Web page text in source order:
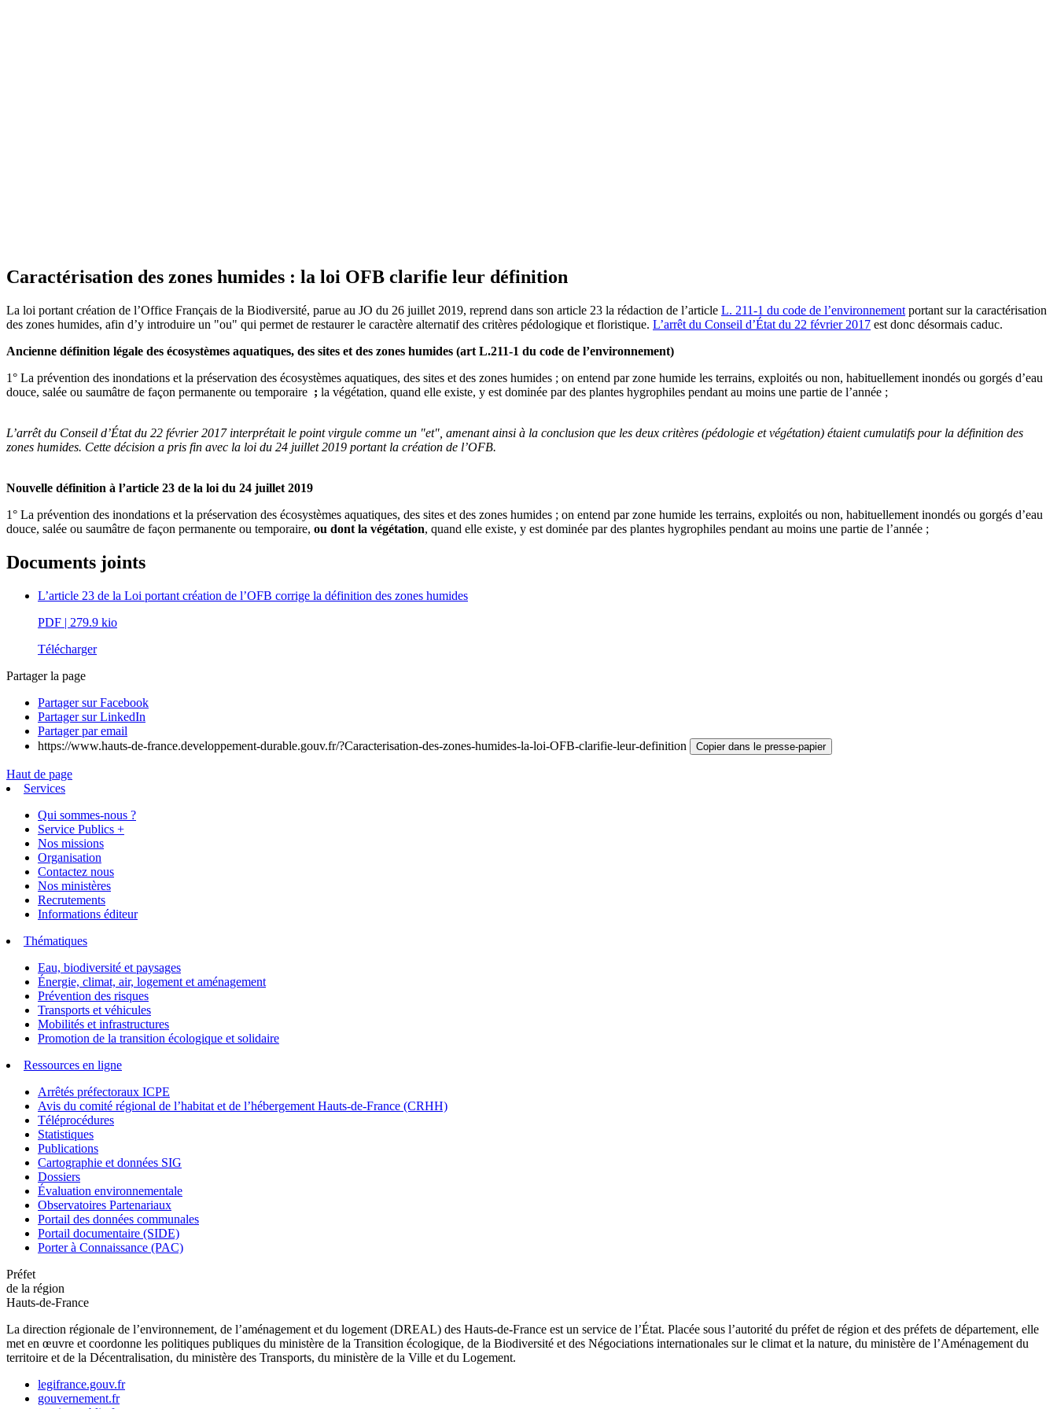
Caractérisation des zones humides : la loi OFB clarifie leur définition
La loi portant création de l’Office Français de la Biodiversité, parue au JO du 26 juillet 2019, reprend dans son article 23 la rédaction de l’article L. 211‑1 du code de l’environnement portant sur la caractérisation
des zones humides, afin d’y introduire un "ou" qui permet de restaurer le caractère alternatif des critères pédologique et floristique. L’arrêt du Conseil d’État du 22 février 2017 est donc désormais caduc.
Ancienne définition légale des écosystèmes aquatiques, des sites et des zones humides (art L.211-1 du code de l’environnement)
1° La prévention des inondations et la préservation des écosystèmes aquatiques, des sites et des zones humides ; on entend par zone humide les terrains, exploités ou non, habituellement inondés ou gorgés d’eau
douce, salée ou saumâtre de façon permanente ou temporaire ; la végétation, quand elle existe, y est dominée par des plantes hygrophiles pendant au moins une partie de l’année ;
L’arrêt du Conseil d’État du 22 février 2017 interprétait le point virgule comme un "et", amenant ainsi à la conclusion que les deux critères (pédologie et végétation) étaient cumulatifs pour la définition des
zones humides. Cette décision a pris fin avec la loi du 24 juillet 2019 portant la création de l’OFB.
Nouvelle définition à l’article 23 de la loi du 24 juillet 2019
1° La prévention des inondations et la préservation des écosystèmes aquatiques, des sites et des zones humides ; on entend par zone humide les terrains, exploités ou non, habituellement inondés ou gorgés d’eau
douce, salée ou saumâtre de façon permanente ou temporaire, ou dont la végétation, quand elle existe, y est dominée par des plantes hygrophiles pendant au moins une partie de l’année ;
Documents joints
L’article 23 de la Loi portant création de l’OFB corrige la définition des zones humides
PDF | 279.9 kio
Télécharger
Partager la page
Partager sur Facebook
Partager sur LinkedIn
Partager par email
https://www.hauts-de-france.developpement-durable.gouv.fr/?Caracterisation-des-zones-humides-la-loi-OFB-clarifie-leur-definition
Copier dans le presse-papier
Haut de page
Services
Qui sommes-nous ?
Service Publics +
Nos missions
Organisation
Contactez nous
Nos ministères
Recrutements
Informations éditeur
Thématiques
Eau, biodiversité et paysages
Énergie, climat, air, logement et aménagement
Prévention des risques
Transports et véhicules
Mobilités et infrastructures
Promotion de la transition écologique et solidaire
Ressources en ligne
Arrêtés préfectoraux ICPE
Avis du comité régional de l’habitat et de l’hébergement Hauts-de-France (CRHH)
Téléprocédures
Statistiques
Publications
Cartographie et données SIG
Dossiers
Évaluation environnementale
Observatoires Partenariaux
Portail des données communales
Portail documentaire (SIDE)
Porter à Connaissance (PAC)
Préfet
de la région
Hauts-de-France
La direction régionale de l’environnement, de l’aménagement et du logement (DREAL) des Hauts-de-France est un service de l’État. Placée sous l’autorité du préfet de région et des préfets de département, elle
met en œuvre et coordonne les politiques publiques du ministère de la Transition écologique, de la Biodiversité et des Négociations internationales sur le climat et la nature, du ministère de l’Aménagement du
territoire et de la Décentralisation, du ministère des Transports, du ministère de la Ville et du Logement.
legifrance.gouv.fr
gouvernement.fr